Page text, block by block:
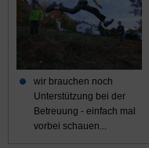
wir brauchen noch
Unterstützung bei der
Betreuung - einfach mal
vorbei schauen...